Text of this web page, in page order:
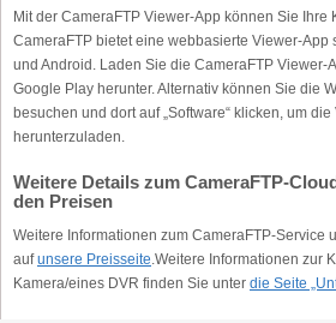
Mit der CameraFTP Viewer-App können Sie Ihre
CameraFTP bietet eine webbasierte Viewer-App
und Android. Laden Sie die CameraFTP Viewer-
Google Play herunter. Alternativ können Sie die
besuchen und dort auf „Software“ klicken, um
herunterzuladen.
Weitere Details zum CameraFTP-
den Preisen
Weitere Informationen zum CameraFTP-Service
aufunsere Preisseite.Weitere Informationen zur
Kamera/eines DVR finden Sie unter die Seite